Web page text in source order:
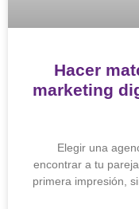
Hacer
marketing
Elegir una
encontrar a tu
primera impresión,